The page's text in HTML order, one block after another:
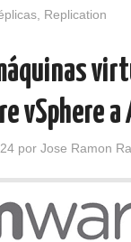
Replication
vSphere a
porJose Ramon